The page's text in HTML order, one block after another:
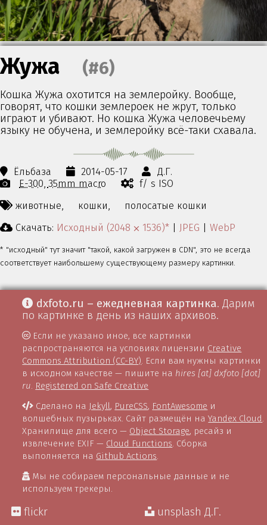
Жужа (#6)
Кошка Жужа охотится на землеройку. Вообще,
говорят, что кошки землероек не жрут, только
играют и убивают. Но кошка Жужа человечьему
языку не обучена, и землеройку всё-таки схавала.
Ёльбаза 2014-05-17
Д.Г.
E-300 35mm macro
f/ s ISO
животные,
кошки,
полосатые кошки
Скачать: Исходный (2048 ⨉ 1536)* | JPEG | WebP
* "исходный" тут значит "такой, какой загружен в CDN", это не всегда
соответствует наибольшему существующему размеру картинки.
dxfoto.ru – ежедневная картинка. Дарим
по картинке в день из наших архивов.
Если не указано иное, все картинки
распространяются на условиях лицензии Creative
Commons Attribution (CC-BY). Если вам нужны картинки
в исходном качестве — пишите на hires [at] dxfoto [dot]
ru. Registered on Safe Creative
Сделано на Jekyll, PureCSS, FontAwesome и
волшебных пузырьках. Сайт размещён наYandex Cloud .
Хранилище для всего — Object Storage, ресайз и
извлечение EXIF — Cloud Functions. Сборка
выполняется на Github Actions.
Мы не собираем персональные данные и не
используем трекеры.
flickr unsplash Д.Г.